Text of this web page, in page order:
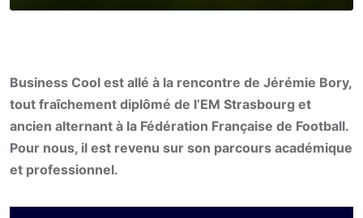
Business Cool est allé à la rencontre de Jérémie Bory,
tout fraîchement diplômé de l’EM Strasbourg et
ancien alternant à la Fédération Française de Football.
Pour nous, il est revenu sur son parcours académique
et professionnel.